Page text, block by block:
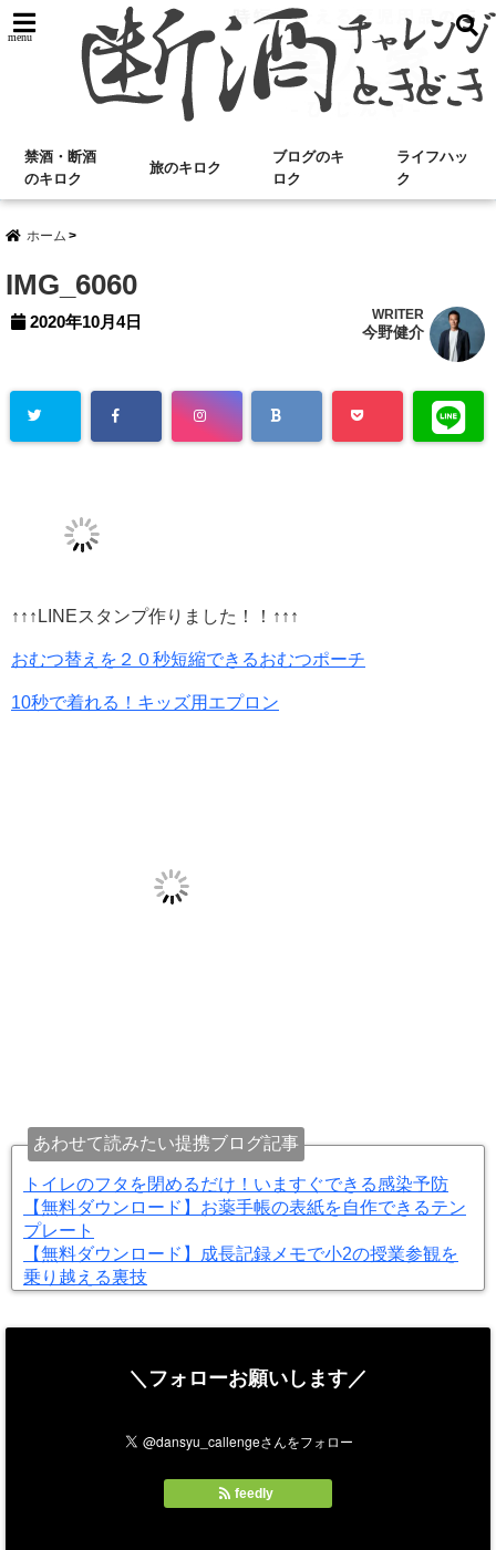
menu
禁酒・断酒
のキロク
旅のキロク
ブログのキ
ロク
ライフハッ
ク
ホーム
IMG_6060
2020年10月4日 WRITER
今野健介
↑↑↑LINEスタンプ作りました！！↑↑↑
おむつ替えを２０秒短縮できるおむつポーチ
10秒で着れる！キッズ用エプロン
あわせて読みたい提携ブログ記事
トイレのフタを閉めるだけ！いますぐできる感染予防
【無料ダウンロード】お薬手帳の表紙を自作できるテン
プレート
【無料ダウンロード】成長記録メモで小2の授業参観を
乗り越える裏技
＼フォローお願いします／
feedly